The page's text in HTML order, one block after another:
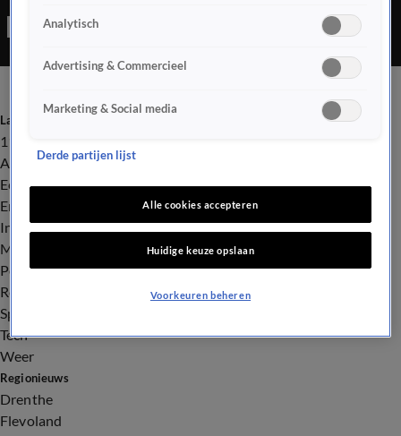
al maandenlang afgeteld naar deze mijlpaal, ook duizenden
Laatste nieuws
112
Advies & Tips
Economie
Entertainment
Infrastructuur
Milieu en Gezondheid
Politiek
Royalty
Sport
Tech
Weer
Regionieuws
Drenthe
Flevoland
Analytisch
Advertising & Commercieel
Marketing & Social media
Derde partijen lijst
Alle cookies accepteren
Huidige keuze opslaan
Voorkeuren beheren